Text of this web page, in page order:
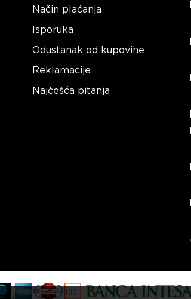
Način plaćanja
Isporuka
Odustanak od kupovine
Reklamacije
Najčešća pitanja